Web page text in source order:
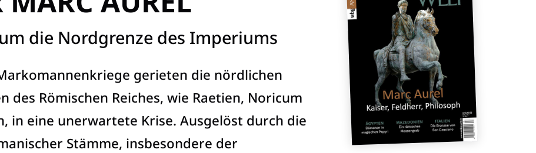
die Nordgrenze des Imperiums
gerieten die nördlichen
des Römischen Reiches, wie Raetien, Noricum
in eine unerwartete Krise. Ausgelöst durch die
Stämme, insbesondere der